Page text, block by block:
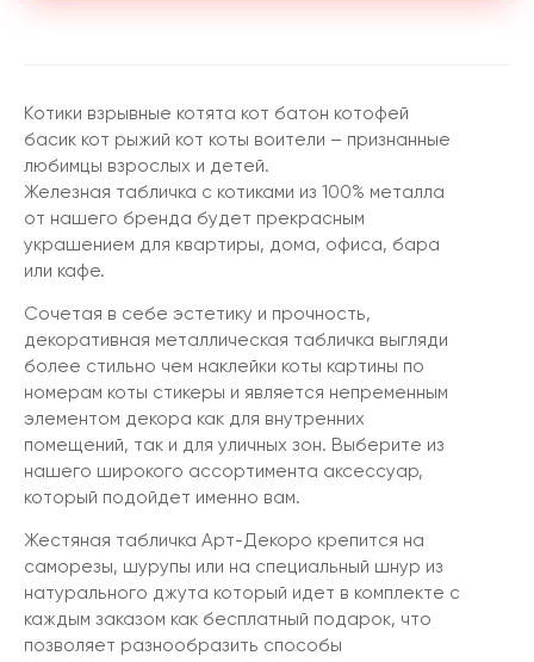
Котики взрывные котята кот батон котофей
басик кот рыжий кот коты воители – признанные
любимцы взрослых и детей.
Железная табличка с котиками из 100% металла
от нашего бренда будет прекрасным
украшением для квартиры, дома, офиса, бара
или кафе.
Сочетая в себе эстетику и прочность,
декоративная металлическая табличка выгляди
более стильно чем наклейки коты картины по
номерам коты стикеры и является непременным
элементом декора как для внутренних
помещений, так и для уличных зон. Выберите из
нашего широкого ассортимента аксессуар,
который подойдет именно вам.
Жестяная табличка Арт-Декоро крепится на
саморезы, шурупы или на специальный шнур из
натурального джута который идет в комплекте с
каждым заказом как бесплатный подарок, что
позволяет разнообразить способы